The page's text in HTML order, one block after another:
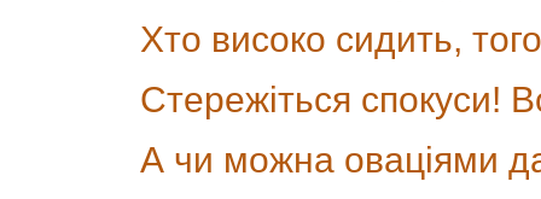
Хто високо сидить,
Стережіться спокуси!
А чи можна оваціями